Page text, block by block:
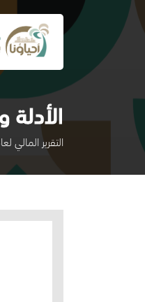
الأدلة
التقرير المالي لعام